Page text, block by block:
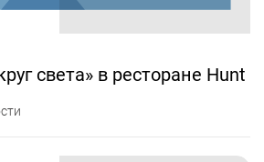
света» в ресторане Hunt